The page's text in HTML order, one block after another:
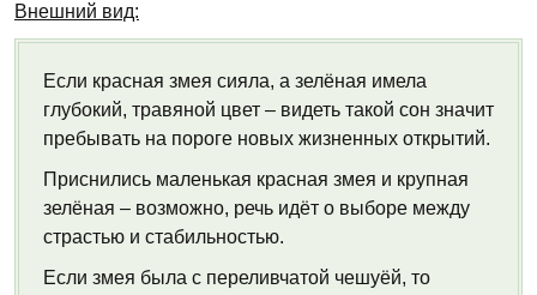
Внешний вид:
Если красная змея сияла, а зелёная имела
глубокий, травяной цвет – видеть такой сон значит
пребывать на пороге новых жизненных открытий.
Приснились маленькая красная змея и крупная
зелёная – возможно, речь идёт о выборе между
страстью и стабильностью.
Если змея была с переливчатой чешуёй, то